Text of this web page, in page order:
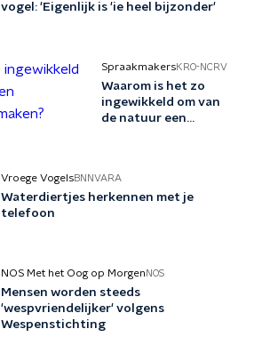
vogel: 'Eigenlijk is 'ie heel bijzonder'
SpraakmakersKRO-NCRV
Waarom is het zo
ingewikkeld om van
de natuur een
Vroege VogelsBNNVARA
Waterdiertjes herkennen met je
telefoon
NOS Met het Oog op Morgen NOS
Mensen worden steeds
'wespvriendelijker' volgens
Wespenstichting